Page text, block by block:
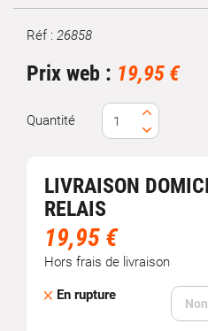
Marque
Réf : 26858
Prix web : 19,95 €
Quantité
LIVRAISON
RELAIS
19,95 €
Hors frais de livraison
En rupture